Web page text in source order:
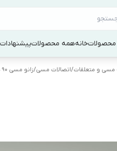
خانههمه محصولات
مسی و متعلقات/اتصالات مسی/زانو مسی ۹۰ درجه